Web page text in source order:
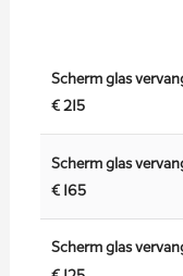
Scherm glas
€ 215
Scherm glas
€ 165
Scherm glas